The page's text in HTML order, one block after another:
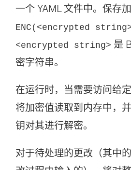
一个 YAML 文件中。保存
ENC(<encrypted
<encrypted string> 是
密字符串。
在运行时，当需要访问给
将加密值读取到内存中，
钥对其进行解密。
对于待处理的更改（其中